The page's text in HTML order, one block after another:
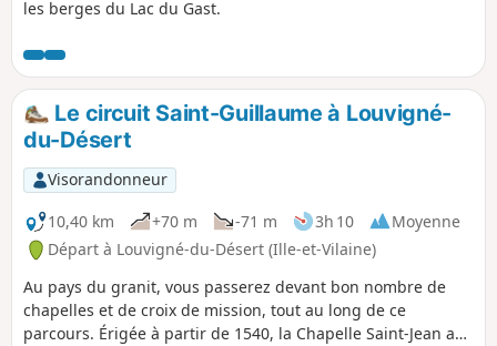
les berges du Lac du Gast.
Le circuit Saint-Guillaume à Louvigné-
du-Désert
Visorandonneur
10,40 km
+70 m -71 m 3h 10
Moyenne
Départ à Louvigné-du-Désert (Ille-et-Vilaine)
Au pays du granit, vous passerez devant bon nombre de
chapelles et de croix de mission, tout au long de ce
parcours. Érigée à partir de 1540, la Chapelle Saint-Jean a